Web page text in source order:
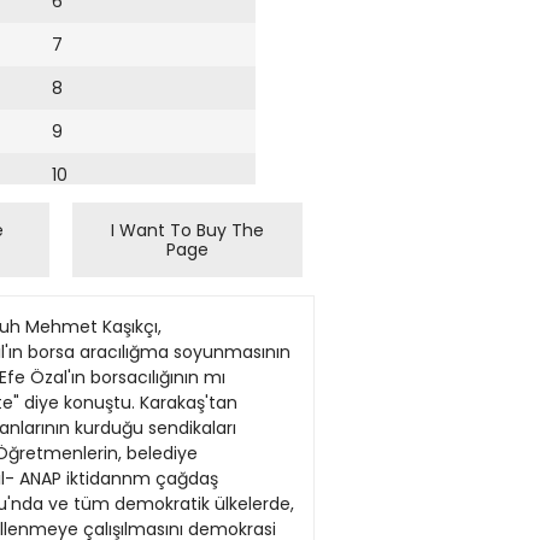
7
8
9
10
14
15
16
17
18
I Want To Buy The
Page
marka otobûslec ıçın vedek pa/ça Fıal ve Tekld 28 3 1991 Otobuslef ıçın V kayışı Fıal ve Teklif 28 3 1991 Muhtelrl fıberglas Fıat ve Teklif 28 3 1991 Çeşıth kabto ve emaye botm tet Fıat ve Teklrf 28 3 1991 1991 model ikanjs otobûster ıçın 250x450x3 <nm bonöelı ayna cam. Fıal ve TefcM 28 3 1991 1975-82 model 590 HO tpı MAN 1980-1986 model 260-26 280-25 280-28 hp< karu» 1987-1968 model SL 200 MAN otobüslerı ıçın motor gombğı Fıat ve Teklif 28 3 1991 1 ad Ftedresöriü alölye tıpı kaynak n^akınası 40-400 A Fıat ve Teklrl 28 31991 Tırçekıc. Fıal ve TakM 28 3 1991 1975-82 model 590 HO MAN. 1987-88 model SL 200 MAN. 1987-88 model 0302 Mercedes otobûsiere art motor bloku ve krank m^ı Fıat ve TakM 28 31991 1987-1988 Model 302 Meroedes marka otobûsler \çtn yedek parça malzemelerı Fıat ve Teklif 28 31991 Tefcnık marka telsız malzemesı Fıat ve Teklif 28 3 1991 1990-91 model 280 28 Ikvus o)o ıçmVkayı; Fıat ve Teklif 28 3 1991 1975-82 model 590 HO MAN marka oto ıçm şai stavoju Fıat ve Teklif 28 3 1991 1975-82 model 590 HO tp. MAN. 1987-88 model SL 200 MAN 1987-88 model OM 360 tıpı 302 Meroedes ve 1980-86 Model 280-25 280-26 tpı Ikarus oto ıçın yedek parça Fıat ve Teklri 28 3 1991 Olo boya malzemesı Fıal ve TekM 28 31991 ANKARA BÜYÜKŞEHİR BELEDİYESİ EGO GENEL MÜDÜRLÜĞÜ 8kalem lOkalem 32kalem 9karem 6kalem 27kal«m 2500 çıft 10kalam 29kalem 16kalem 11 kaJem 20kalem 1000 adet 7kalem 1 adet 2adet 4kalem 46katom 12kaJem 2kalem 2kalem 22kalem 9kalem zeteciye, "Benim s